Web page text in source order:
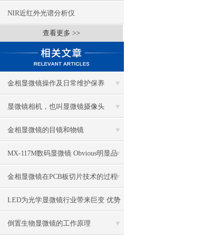
NIR近红外光谱分析仪
查看更多 >>
金相显微镜操作及日常维护保养
显微镜相机，也叫显微镜摄像头
金相显微镜的目镜和物镜
MX-117M数码显微镜 Obvious明显品
牌值得推荐
金相显微镜在PCB板切片技术的过程
控制中的作用
LED为光学显微镜行业带来巨变 优势
比传统卤素更明显
倒置生物显微镜的工作原理